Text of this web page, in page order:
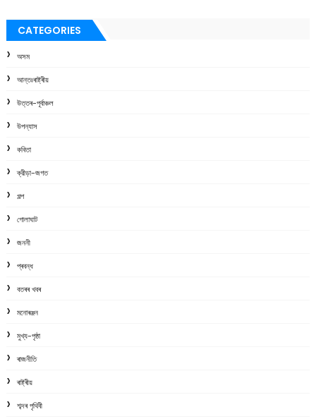
CATEGORIES
অসম
আন্তঃৰাষ্ট্ৰীয়
উত্তৰ-পূৰ্বাঞ্চল
উপন্যাস
কবিতা
ক্রীড়া-জগত
গল্প
গোলাঘাট
জননী
প্ৰবন্ধ
বতৰৰ খবৰ
মনোৰঞ্জন
মুখ্য-পৃষ্ঠা
ৰাজনীতি
ৰাষ্ট্ৰীয়
শব্দৰ পৃথিবী